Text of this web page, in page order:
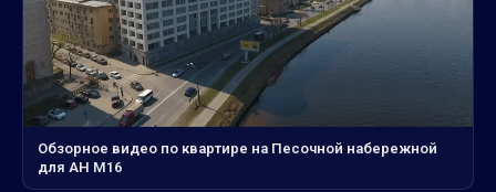
Обзорное видео по квартире на Песочной набережной
для АН М16